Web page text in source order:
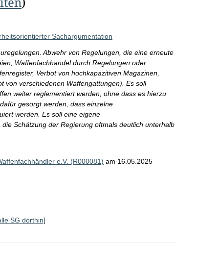
Sachargumentation
Abwehr von Regelungen, die eine erneute
Waffenfachhandel durch Regelungen oder
Verbot von hochkapazitiven Magazinen,
von verschiedenen Waffengattungen). Es soll
weiter reglementiert werden, ohne dass es hierzu
gesorgt werden, dass einzelne
werden. Es soll eine eigene
Schätzung der Regierung oftmals deutlich unterhalb
e.V. (R000081) am 16.05.2025
SG dorthin]